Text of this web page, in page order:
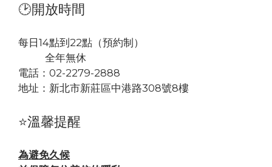
🕑開放時間
每日14點到22點（預約制）
全年無休
電話：02-2279-2888
地址： 新北市新莊區中港路308號8樓
⭐溫馨提醒
為避免久候